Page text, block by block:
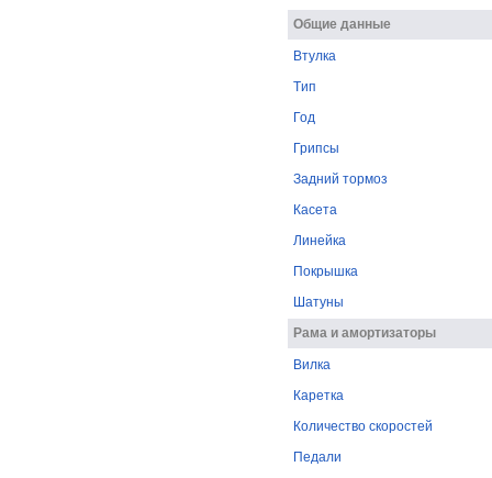
Общие данные
Bтулка
Tип
Год
Грипсы
Задний тормоз
Касета
Линейка
Покрышка
Шатуны
Рама и амортизаторы
Вилка
Каретка
Количество скоростей
Педали